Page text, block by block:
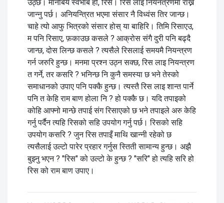
उठ्छ। मानबिय स्वभाब हो, रिस। रिस लाइ नियनत्रणमा राख्न
जान्नु पर्छ। अनियन्त्रित भएमा संसार नै विध्वंस तिर जान्छ।
चाहे त्यो आफु भित्रको संसार होस् या बाहिरि। तिमि रिसाएउ,
म पनि रिसाए, फ़काउछ कसले ? आक्रोस संगै दुरी पनि बढ्दै
जान्छ, दोस लिन्छ कसले ? त्यसैले रिसलाई समयमै नियन्त्रण
गर्न जरुरि हुन्छ। मनमा प्रश्न उठ्न सक्छ, रिस लाइ नियन्त्रण
त गर्ने, तर कसरि ? भनिन्छ नि कुनै समस्या छ भने तेस्को
समाधानको उपाए पनि पक्कै हुन्छ। त्यस्तै रिस लाइ शान्त पार्ने
पनि त केहि राम बाण होला नि ? हो पक्कै छ। यदि तपाइको
कोहि आफ्नो मान्छे तपाई संग रिसाएको छ भने तपाइले अरु केहि
गर्नु पर्दैन त्यहि रिसको सहि उपयोग गर्नु पर्छ। रिसको सहि
उपयोग कसरि ? जुन रिस तपाइँ माथि खान्नी रहेको छ
त्यसैलाई उल्टो पारेर प्रहार गर्नुस स्तिती सामान्य हुन्छ। अझै
बुझ्नु भएन ? "रिस" को उल्टो के हुन्छ ? "सरि" हो त्यहि सरि हो
रिस को राम बाण उपाए।